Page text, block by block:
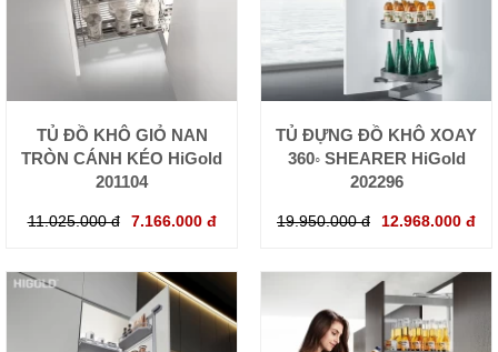
TỦ ĐỒ KHÔ GIỎ NAN
TRÒN CÁNH KÉO HiGold
201104
11.025.000 đ 7.166.000 đ
TỦ ĐỰNG ĐỒ KHÔ XOAY
360◦ SHEARER HiGold
202296
19.950.000 đ 12.968.000 đ